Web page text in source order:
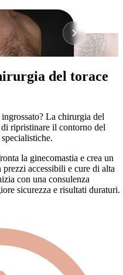
del torace
La chirurgia del
ripristinare il contorno del
la ginecomastia e crea un
accessibili e cure di alta
con una consulenza
sicurezza e risultati duraturi.